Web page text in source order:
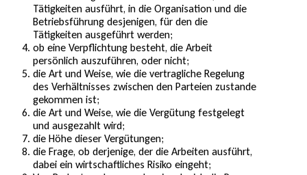
Tätigkeiten ausführt, in die Organisation und die
Betriebsführung desjenigen, für den die
Tätigkeiten ausgeführt werden;
ob eine Verpflichtung besteht, die Arbeit
persönlich auszuführen, oder nicht;
die Art und Weise, wie die vertragliche Regelung
des Verhältnisses zwischen den Parteien zustande
gekommen ist;
die Art und Weise, wie die Vergütung festgelegt
und ausgezahlt wird;
die Höhe dieser Vergütungen;
die Frage, ob derjenige, der die Arbeiten ausführt,
dabei ein wirtschaftliches Risiko eingeht;